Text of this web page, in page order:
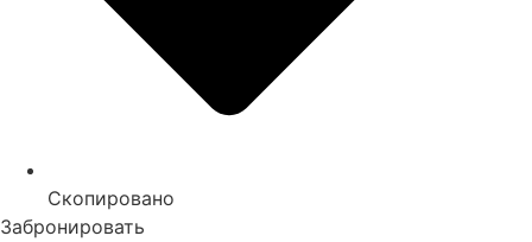
Скопировано
Забронировать